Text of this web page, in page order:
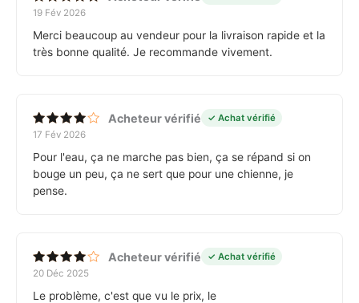
Note5
19 Fév 2026
Merci beaucoup au vendeur pour la livraison rapide et la
très bonne qualité. Je recommande vivement.
Note4
Acheteur vérifié
✓ Achat vérifié
17 Fév 2026
Pour l'eau, ça ne marche pas bien, ça se répand si on
bouge un peu, ça ne sert que pour une chienne, je
pense.
Note4
Acheteur vérifié
✓ Achat vérifié
20 Déc 2025
Le problème, c'est que vu le prix, le